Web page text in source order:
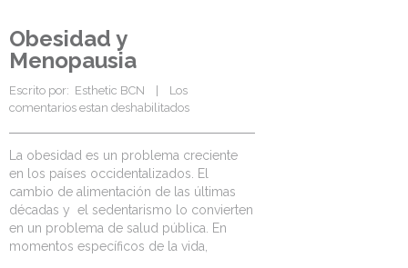
Obesidad y
Menopausia
Escrito por: Esthetic BCN
Los
comentarios estan deshabilitados
La obesidad es un problema creciente
en los países occidentalizados. El
cambio de alimentación de las últimas
décadas y el sedentarismo lo convierten
en un problema de salud pública. En
momentos específicos de la vida,